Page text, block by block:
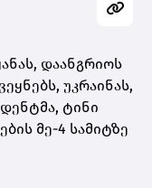
დაანგრიოს
უკრაინას,
ტინი
მე-4 სამიტზე